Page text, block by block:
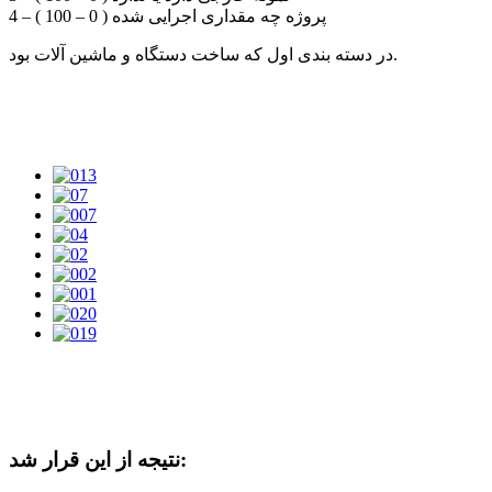
4 – پروژه چه مقداری اجرایی شده ( 0 – 100 )
در دسته بندی اول که ساخت دستگاه و ماشین آلات بود.
نتیجه از این قرار شد: